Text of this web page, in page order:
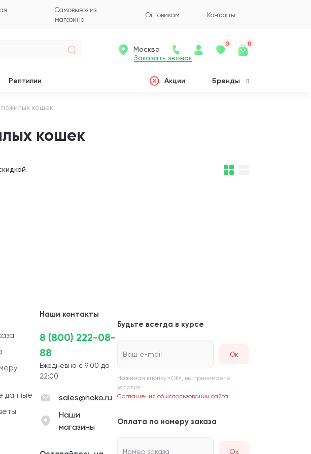
Самовывоз из
магазина
Оптовикам Контакты
Заказать звонок
Москва
0 0
Рептилии Акции Бренды
пожилых кошек
кошек
данные
Наши контакты
8 (800) 222-08-
88
Ежедневно с 9:00 до
22:00
sales@noko.ru
Наши
магазины
Будьте всегда в курсе
Ваш e-mail
Нажимая кнопку «ОК», вы принимаете
условия
Соглашения об использовании сайта
Оплата по номеру заказа
Номер заказа Ок